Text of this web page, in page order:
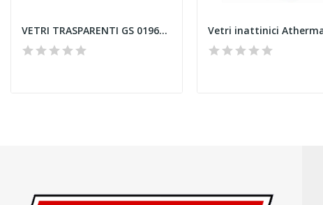
VETRI TRASPARENTI GS 0196S 60x110